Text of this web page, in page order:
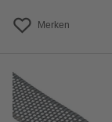
Merken